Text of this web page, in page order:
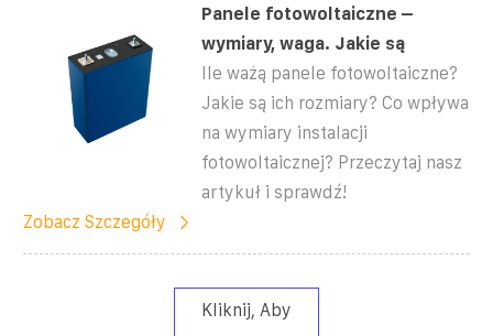
Panele fotowoltaiczne –
wymiary, waga. Jakie są
Ile ważą panele fotowoltaiczne?
Jakie są ich rozmiary? Co wpływa
na wymiary instalacji
fotowoltaicznej? Przeczytaj nasz
artykuł i sprawdź!
Zobacz Szczegóły
Kliknij, Aby